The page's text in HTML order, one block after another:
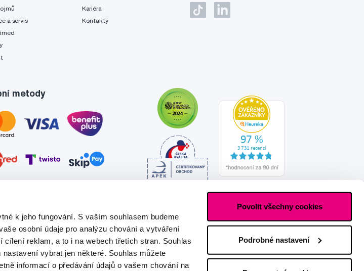
k jeho fungování. S vaším souhlasem budeme
osobní údaje pro analýzu chování a vytváření
reklam, a to i na webech třetích stran. Souhlas
vybrat jen některé. Souhlas můžete
informací o předávání údajů o vašem chování na
Povolit všechny cookies
Podrobné nastavení
a servis
Kariéra
Kontakty
metody